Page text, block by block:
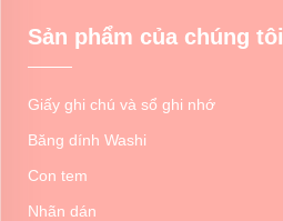
Sản phẩm của chúng tôi
Giấy ghi chú và sổ ghi nhớ
Băng dính Washi
Con tem
Nhãn dán